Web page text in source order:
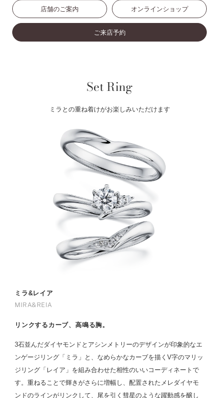
店舗のご案内 オンラインショップ
ご来店予約
Set Ring
ミラとの重ね着けがお楽しみいただけます
ミラ&レイア
MIRA&REIA
リンクするカーブ、高鳴る胸。
3石並んだダイヤモンドとアシンメトリーのデザインが印象的なエ
ンゲージリング「ミラ」と、なめらかなカーブを描くV字のマリッ
ジリング「レイア」を組み合わせた相性のいいコーディネートで
す。重ねることで輝きがさらに増幅し、配置されたメレダイヤモ
ンドのラインがリンクして、尾を引く彗星のような躍動感を醸し